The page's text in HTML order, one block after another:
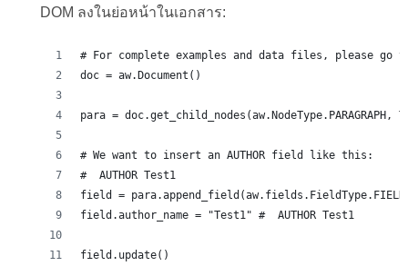
DOM ลงในย่อหน้าในเอกสาร:
# For complete examples and data files, please go
doc = aw.Document()
para =
# We want to insert an AUTHOR field like this:
#  AUTHOR Test1
field =
field.author_name = "Test1" #  AUTHOR Test1
field.update()